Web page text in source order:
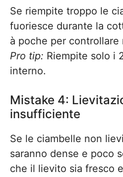
Se riempite troppo le
fuoriesce durante la
à poche per controllare
Pro tip: Riempite solo i
interno.
Mistake 4:
insufficiente
Se le ciambelle non
saranno dense e poco
che il lievito sia fresco